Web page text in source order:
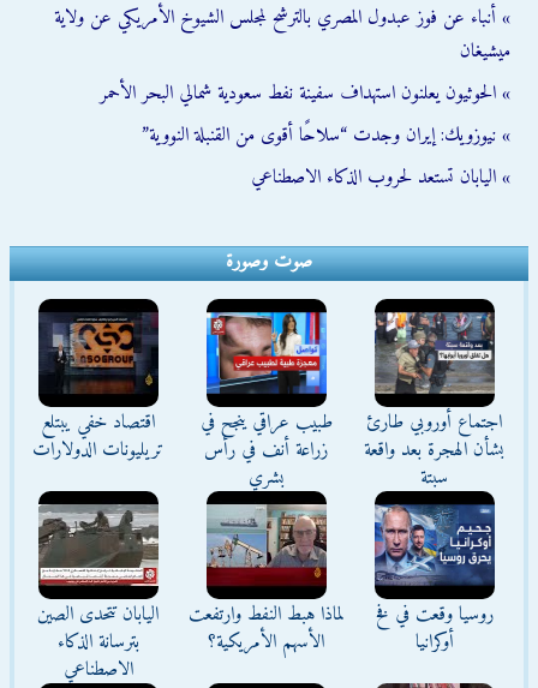
» أنباء عن فوز عبدول المصري بالترشح لمجلس الشيوخ الأمريكي عن ولاية
ميشيغان
» الحوثيون يعلنون استهداف سفينة نفط سعودية شمالي البحر الأحمر
» نيوزويك: إيران وجدت “سلاحًا أقوى من القنبلة النووية”
» اليابان تستعد لحروب الذكاء الاصطناعي
صوت وصورة
اجتماع أوروبي طارئ
بشأن الهجرة بعد واقعة
سبتة
طبيب عراقي ينجح في
زراعة أنف في رأس
بشري
اقتصاد خفي يبتلع
تريليونات الدولارات
روسيا وقعت في فخ
أوكرانيا
لماذا هبط النفط وارتفعت
الأسهم الأمريكية؟
اليابان تتحدى الصين
بترسانة الذكاء
الاصطناعي